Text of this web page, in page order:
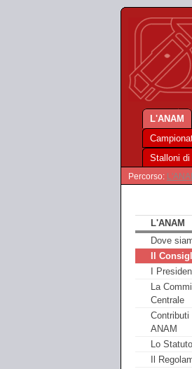
L'ANAM
Stalloni
Percorso:
L'ANAM
Dove
Il
I
La
Centrale
ANAM
Lo Statuto
Il